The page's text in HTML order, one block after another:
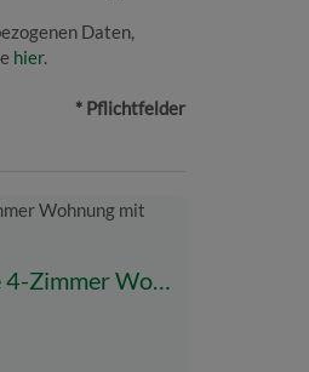
Daten,
hier.
* Pflichtfelder
++ Sehr gut aufgeteilte 4-Zimmer Wohnung mit Balkon und Kellerabteil ++